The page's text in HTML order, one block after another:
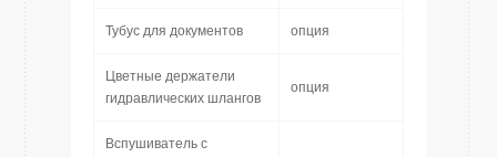
Тубус для документов опция
Цветные держатели
гидравлических шлангов
опция
Вспушиватель с